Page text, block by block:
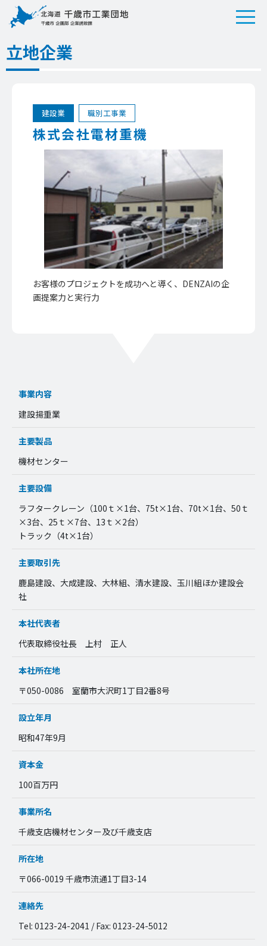
立地企業
建設業 職別工事業
株式会社電材重機
お客様のプロジェクトを成功へと導く、DENZAIの企
画提案力と実行力
事業内容
建設揚重業
主要製品
機材センター
主要設備
ラフタークレーン（100ｔ×1台、75t×1台、70t×1台、50ｔ
×3台、25ｔ×7台、13ｔ×2台）
トラック（4t×1台）
主要取引先
鹿島建設、大成建設、大林組、清水建設、玉川組ほか建設会
社
本社代表者
代表取締役社長 上村 正人
本社所在地
〒050-0086 室蘭市大沢町1丁目2番8号
設立年月
昭和47年9月
資本金
100百万円
事業所名
千歳支店機材センター及び千歳支店
所在地
〒066-0019 千歳市流通1丁目3-14
連絡先
Tel: 0123-24-2041 / Fax: 0123-24-5012